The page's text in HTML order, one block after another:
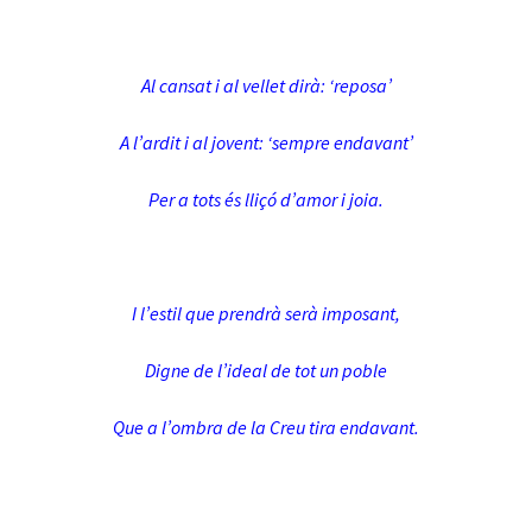
Al cansat i al vellet dirà: ‘reposa’
A l’ardit i al jovent: ‘sempre endavant’
Per a tots és lliçó d’amor i joia.
I l’estil que prendrà serà imposant,
Digne de l’ideal de tot un poble
Que a l’ombra de la Creu tira endavant.